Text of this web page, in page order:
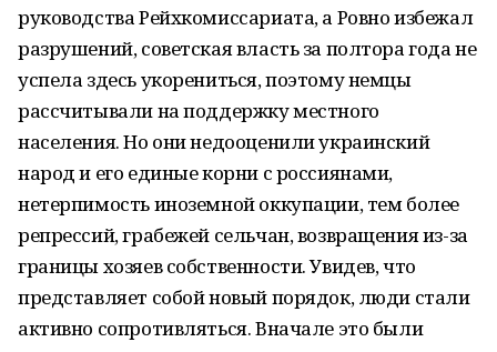
руководства Рейхкомиссариата, а Ровно избежал
разрушений, советская власть за полтора года не
успела здесь укорениться, поэтому немцы
рассчитывали на поддержку местного
населения. Но они недооценили украинский
народ и его единые корни с россиянами,
нетерпимость иноземной оккупации, тем более
репрессий, грабежей сельчан, возвращения из-за
границы хозяев собственности. Увидев, что
представляет собой новый порядок, люди стали
активно сопротивляться. Вначале это были